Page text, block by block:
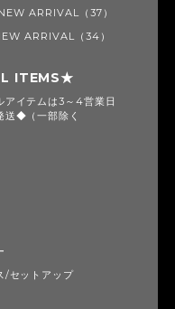
ARRIVAL（37）
ARRIVAL（34）
ITEMS★
イテムは3～4営業日
送◆（一部除く
/セットアップ